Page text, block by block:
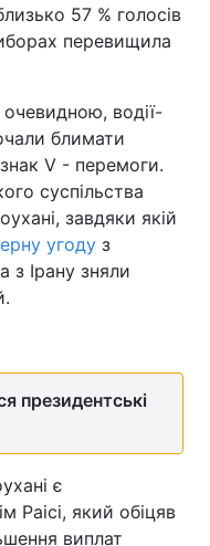
57 % голосів
перевищила
водії-
блимати
V - перемоги.
суспільства
завдяки якій
угоду з
з Ірану зняли
президентські
є
Раісі, який обіцяв
виплат